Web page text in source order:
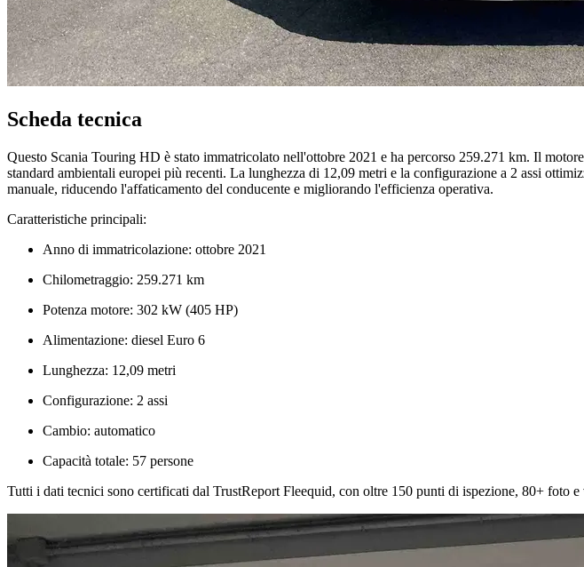
Scheda tecnica
Questo Scania Touring HD è stato immatricolato nell'ottobre 2021 e ha percorso 259.271 km. Il
standard ambientali europei più recenti. La lunghezza di 12,09 metri e la configurazione a 2 assi
manuale, riducendo l'affaticamento del conducente e migliorando l'efficienza operativa.
Caratteristiche principali:
Anno di immatricolazione: ottobre 2021
Chilometraggio: 259.271 km
Potenza motore: 302 kW (405 HP)
Alimentazione: diesel Euro 6
Lunghezza: 12,09 metri
Configurazione: 2 assi
Cambio: automatico
Capacità totale: 57 persone
Tutti i dati tecnici sono certificati dal TrustReport Fleequid, con oltre 150 punti di ispezione, 80+ foto e